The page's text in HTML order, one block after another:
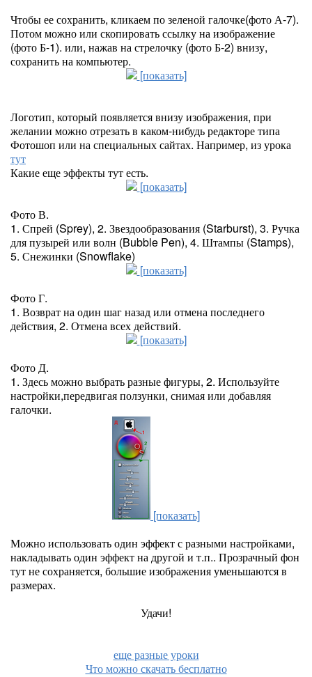
Чтобы ее сохранить, кликаем по зеленой галочке(фото А-7).
Потом можно или скопировать ссылку на изображение
(фото Б-1). или, нажав на стрелочку (фото Б-2) внизу,
сохранить на компьютер.
[показать]
Логотип, который появляется внизу изображения, при
желании можно отрезать в каком-нибудь редакторе типа
Фотошоп или на специальных сайтах. Например, из урока
тут
Какие еще эффекты тут есть.
[показать]
Фото В.
1. Спрей (Sprey), 2. Звездообразования (Starburst), 3. Ручка
для пузырей или волн (Bubble Pen), 4. Штампы (Stamps),
5. Снежинки (Snowflake)
[показать]
Фото Г.
1. Возврат на один шаг назад или отмена последнего
действия, 2. Отмена всех действий.
[показать]
Фото Д.
1. Здесь можно выбрать разные фигуры, 2. Используйте
настройки,передвигая ползунки, снимая или добавляя
галочки.
[показать]
Можно использовать один эффект с разными настройками,
накладывать один эффект на другой и т.п.. Прозрачный фон
тут не сохраняется, большие изображения уменьшаются в
размерах.
Удачи!
еще разные уроки
Что можно скачать бесплатно